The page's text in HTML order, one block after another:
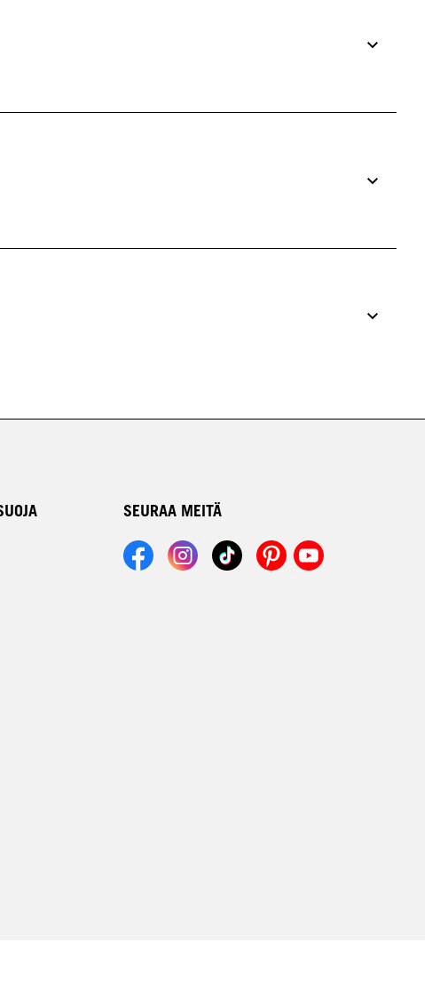
SEURAA MEITÄ